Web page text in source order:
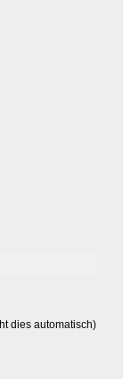
dies automatisch)